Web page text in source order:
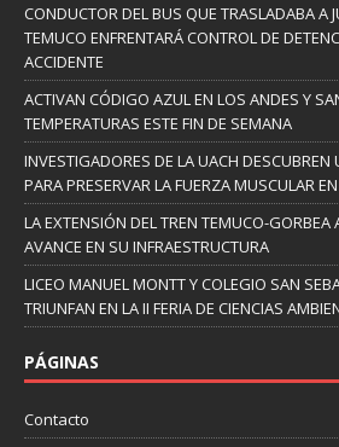
CONDUCTOR DEL BUS QUE TRASLADABA A
TEMUCO ENFRENTARÁ CONTROL DE
ACCIDENTE
ACTIVAN CÓDIGO AZUL EN LOS ANDES Y
TEMPERATURAS ESTE FIN DE SEMANA
INVESTIGADORES DE LA UACH DESCUBREN
PARA PRESERVAR LA FUERZA MUSCULAR
LA EXTENSIÓN DEL TREN TEMUCO-GORBEA
AVANCE EN SU INFRAESTRUCTURA
LICEO MANUEL MONTT Y COLEGIO SAN
TRIUNFAN EN LA II FERIA DE CIENCIAS
PÁGINAS
Contacto